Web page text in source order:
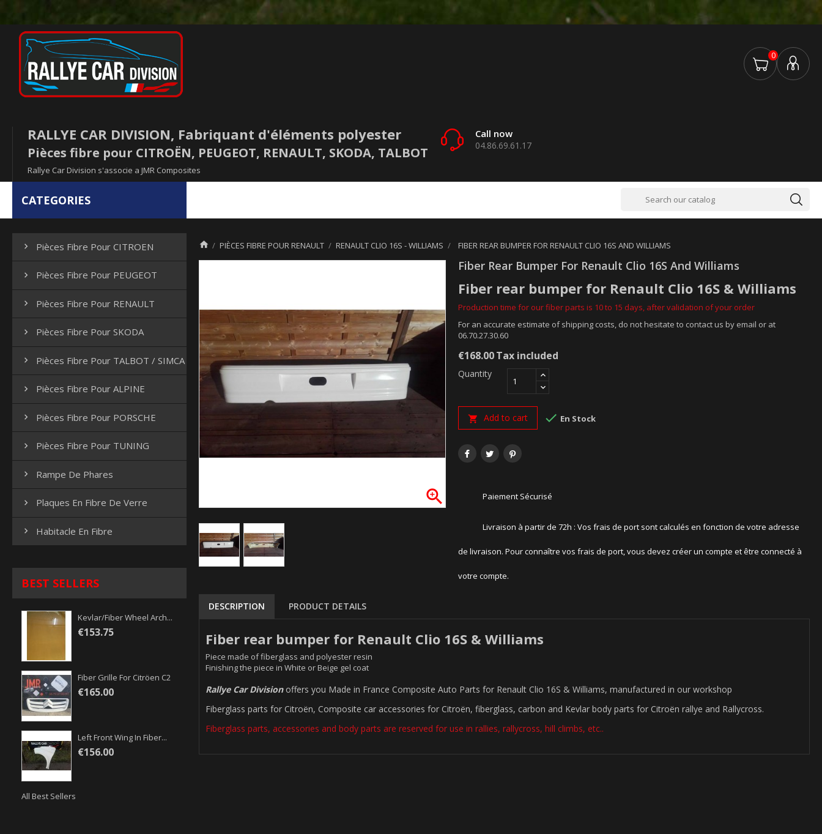
RALLYE CAR DIVISION, Fabriquant d'éléments polyester
Pièces fibre pour CITROËN, PEUGEOT, RENAULT, SKODA, TALBOT
Rallye Car Division s'associe a JMR Composites
Call now
04.86.69.61.17
0
CATEGORIES
 Pièces Fibre Pour CITROEN
 Pièces Fibre Pour PEUGEOT
 Pièces Fibre Pour RENAULT
 Pièces Fibre Pour SKODA
 Pièces Fibre Pour TALBOT / SIMCA
 Pièces Fibre Pour ALPINE
 Pièces Fibre Pour PORSCHE
 Pièces Fibre Pour TUNING
 Rampe De Phares
 Plaques En Fibre De Verre
 Habitacle En Fibre
BEST SELLERS
Kevlar/fiber Wheel Arch...
€153.75
Fiber Grille For Citröen C2
€165.00
Left Front Wing In Fiber...
€156.00
All Best Sellers
 PIÈCES FIBRE POUR RENAULT RENAULT CLIO 16S - WILLIAMS FIBER REAR BUMPER FOR RENAULT CLIO 16S AND WILLIAMS

Fiber Rear Bumper For Renault Clio 16S And Williams
Fiber rear bumper for Renault Clio 16S & Williams
Production time for our fiber parts is 10 to 15 days, after validation of your order
For an accurate estimate of shipping costs, do not hesitate to contact us by email or at
06.70.27.30.60
€168.00Tax included
Quantity
 Add to cart  En Stock
Paiement Sécurisé
Livraison à partir de 72h : Vos frais de port sont calculés en fonction de votre adresse
de livraison. Pour connaître vos frais de port, vous devez créer un compte et être connecté à
votre compte.
DESCRIPTION PRODUCT DETAILS
Fiber rear bumper for Renault Clio 16S & Williams
Piece made of fiberglass and polyester resin
Finishing the piece in White or Beige gel coat
Rallye Car Division offers you Made in France Composite Auto Parts for Renault Clio 16S & Williams, manufactured in our workshop
Fiberglass parts for Citroën, Composite car accessories for Citroën, fiberglass, carbon and Kevlar body parts for Citroën rallye and Rallycross.
Fiberglass parts, accessories and body parts are reserved for use in rallies, rallycross, hill climbs, etc..